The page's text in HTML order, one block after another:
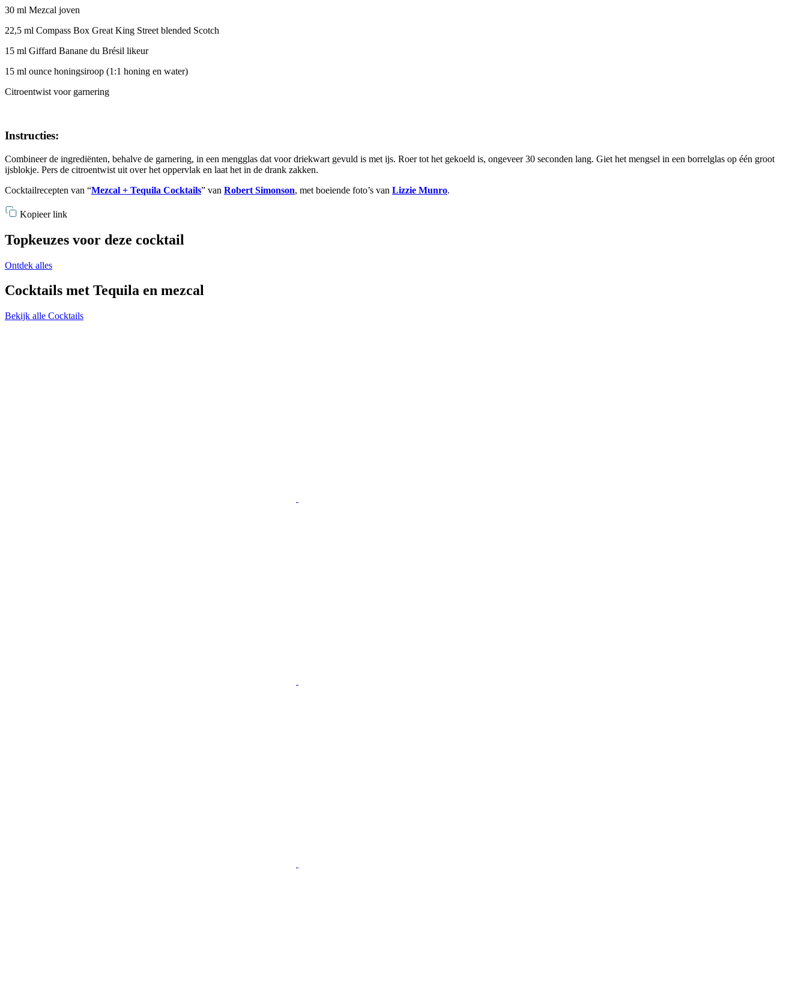
30 ml Mezcal joven
22,5 ml Compass Box Great King Street blended Scotch
15 ml Giffard Banane du Brésil likeur
15 ml ounce honingsiroop (1:1 honing en water)
Citroentwist voor garnering
Instructies:
Combineer de ingrediënten, behalve de garnering, in een mengglas dat voor driekwart gevuld is met ijs. Roer tot het gekoeld is, ongeveer 30 seconden lang. Giet het mengsel in een borrelglas op één groot
ijsblokje. Pers de citroentwist uit over het oppervlak en laat het in de drank zakken.
Cocktailrecepten van “Mezcal + Tequila Cocktails” van Robert Simonson, met boeiende foto’s van Lizzie Munro.
Kopieer link
Topkeuzes voor deze cocktail
Ontdek alles
Cocktails met Tequila en mezcal
Bekijk alle Cocktails